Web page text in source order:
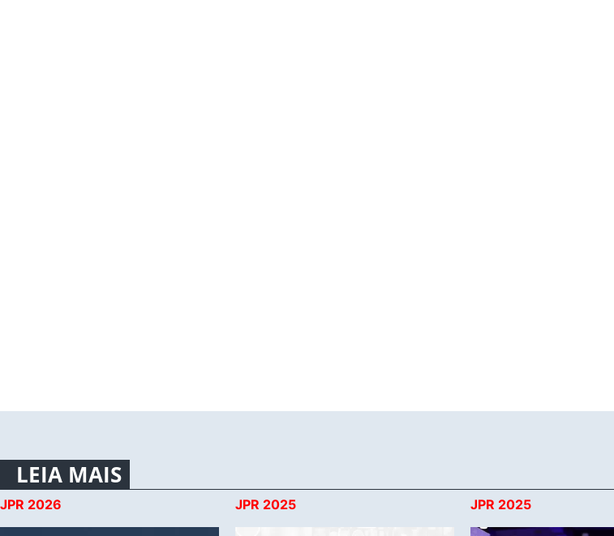
LEIA MAIS
JPR 2026 JPR 2025 JPR 2025